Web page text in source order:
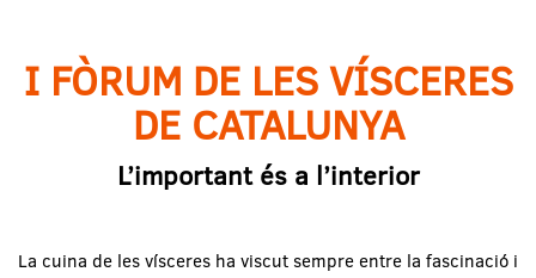
I FÒRUM DE LES VÍSCERES
DE CATALUNYA
L’important és a l’interior
La cuina de les vísceres ha viscut sempre entre la fascinació i